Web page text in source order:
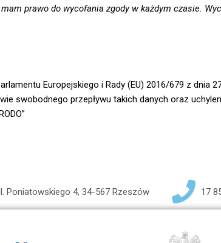
prawo do wycofania zgody w każdym czasie.
Europejskiego i Rady (EU) 2016/679 z
swobodnego przepływu takich danych oraz
Poniatowskiego 4, 34-567 Rzeszów 17